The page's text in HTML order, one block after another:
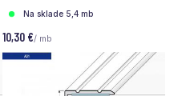
Na sklade 5,4 mb
10,30 €/ mb